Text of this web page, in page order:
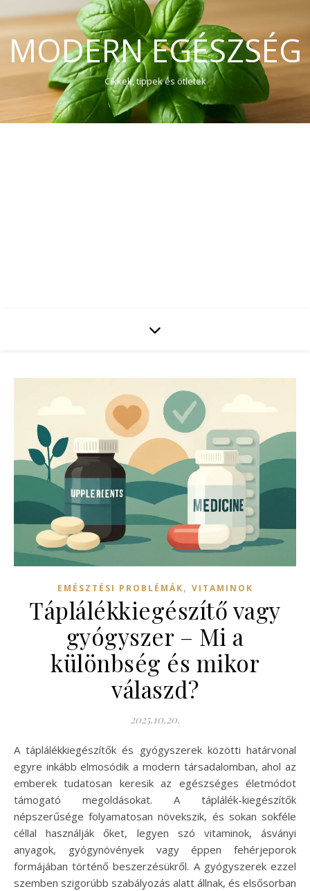
MODERN EGÉSZSÉG
Cikkek, tippek és ötletek
EMÉSZTÉSI PROBLÉMÁK, VITAMINOK
Táplálékkiegészítő vagy
gyógyszer – Mi a
különbség és mikor
válaszd?
2025.10.20.
A táplálékkiegészítők és gyógyszerek közötti határvonal
egyre inkább elmosódik a modern társadalomban, ahol az
emberek tudatosan keresik az egészséges életmódot
támogató megoldásokat. A táplálék-kiegészítők
népszerűsége folyamatosan növekszik, és sokan sokféle
céllal használják őket, legyen szó vitaminok, ásványi
anyagok, gyógynövények vagy éppen fehérjeporok
formájában történő beszerzésükről. A gyógyszerek ezzel
szemben szigorúbb szabályozás alatt állnak, és elsősorban